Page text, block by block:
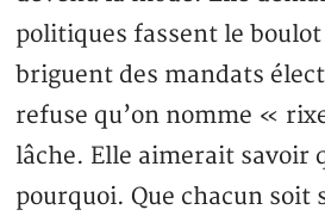
politiques fassent le
briguent des mandats
refuse qu’on nomme «
lâche. Elle aimerait savoir
pourquoi. Que chacun soit